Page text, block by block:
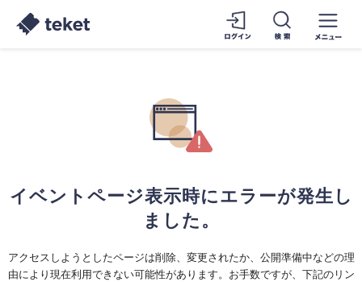
イベントページ表示時にエラーが発生し
ました。
アクセスしようとしたページは削除、変更されたか、公開準備中などの理
由により現在利用できない可能性があります。お手数ですが、下記のリン